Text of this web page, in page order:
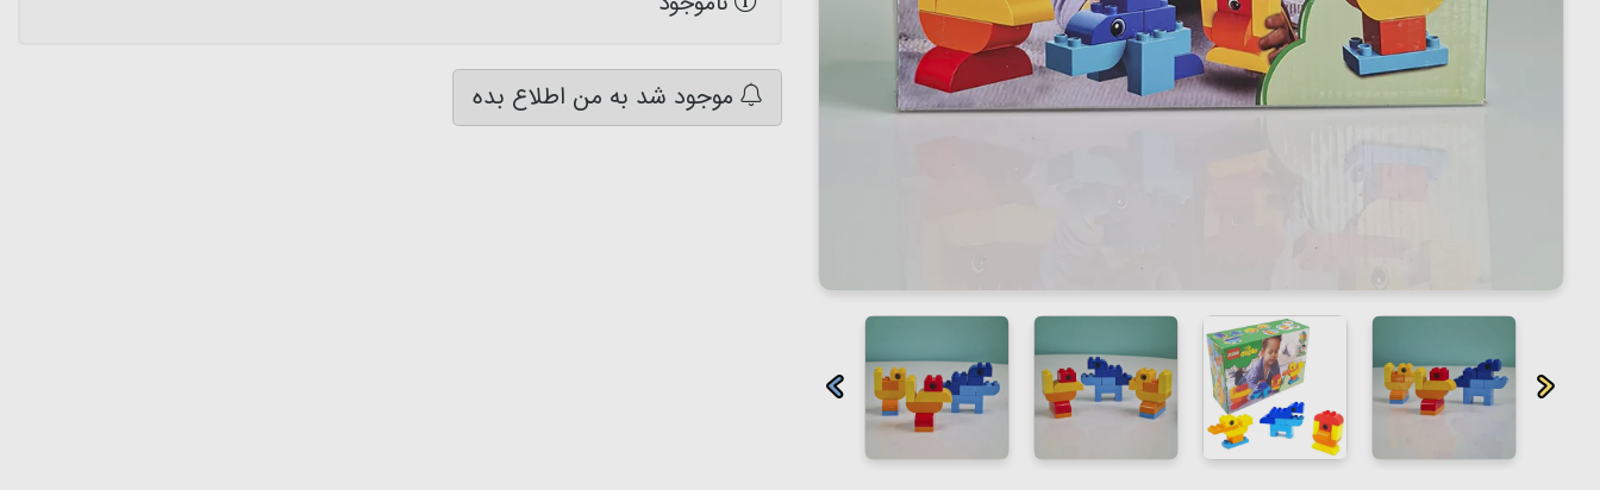
موجود شد به من اطلاع بده